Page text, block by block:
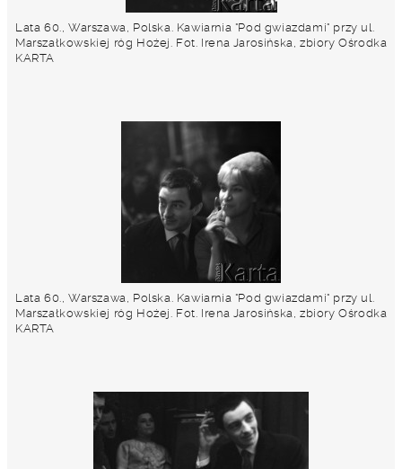
Lata 60., Warszawa, Polska. Kawiarnia "Pod gwiazdami" przy ul.
Marszałkowskiej róg Hożej. Fot. Irena Jarosińska, zbiory Ośrodka
KARTA
Lata 60., Warszawa, Polska. Kawiarnia "Pod gwiazdami" przy ul.
Marszałkowskiej róg Hożej. Fot. Irena Jarosińska, zbiory Ośrodka
KARTA